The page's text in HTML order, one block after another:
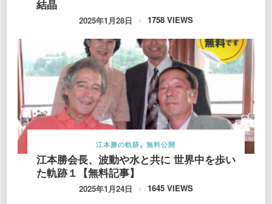
結晶
2025年1月28日 1758 VIEWS
江本勝の軌跡 無料公開
江本勝会長、波動や水と共に 世界中を歩い
た軌跡１【無料記事】
2025年1月24日 1645 VIEWS